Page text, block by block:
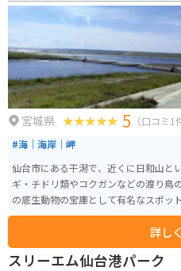
さらに、大水槽や川の水槽を通して豊
ほか、イルカやアシカとの触れ合い体験も可能です。
近いのでアクセスしやすく、駐車場も
宮城県 5 （口コミ1
#海｜海岸｜岬
仙台市にある干潟で、近くに日和山と
ギ・チドリ類やコクガンなどの渡り鳥
の底生動物の宝庫として有名なスポッ
震災による津波被害で、蒲生干潟の地
変化を受け、地域では自然再生に向けた
干潟は、国指定の仙台海浜鳥獣保護区
の対象区域で、その面積は約5ヘクタ
詳し
スリーエム仙台港パーク